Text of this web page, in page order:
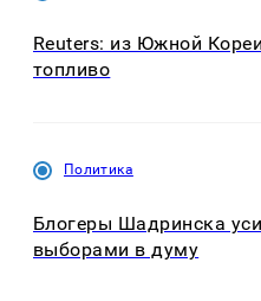
Reuters: из Южной
топливо
Политика
Блогеры Шадринска
выборами в думу